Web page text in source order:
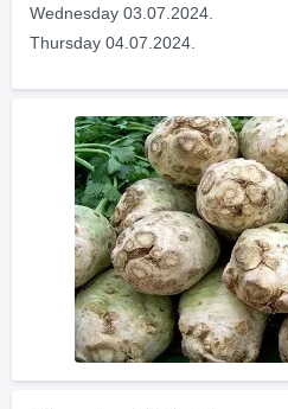
Wednesday 03.07.2024.
Thursday 04.07.2024.